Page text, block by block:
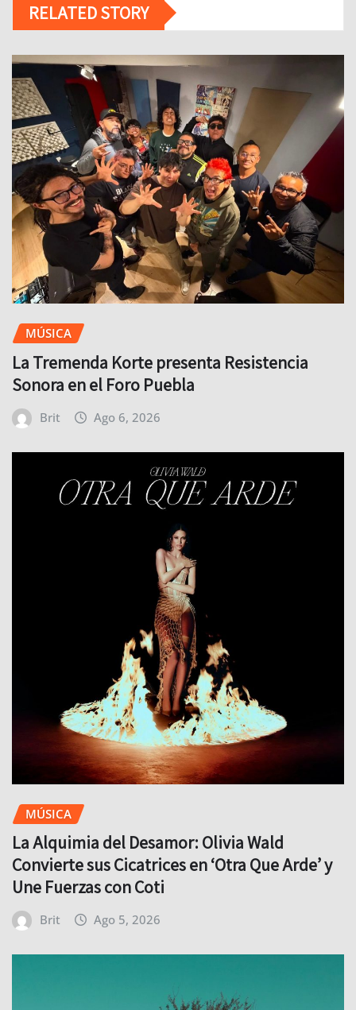
RELATED STORY
MÚSICA
La Tremenda Korte presenta Resistencia
Sonora en el Foro Puebla
Brit Ago 6, 2026
MÚSICA
La Alquimia del Desamor: Olivia Wald
Convierte sus Cicatrices en ‘Otra Que Arde’ y
Une Fuerzas con Coti
Brit Ago 5, 2026